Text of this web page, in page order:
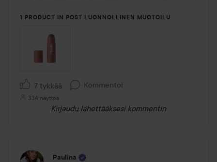
1 PRODUCT IN POST LUONNOLLINEN MUOTOILU
7 tykkää Kommentoi
334 näyttöä
Kirjaudu lähettääksesi kommentin
Paulina